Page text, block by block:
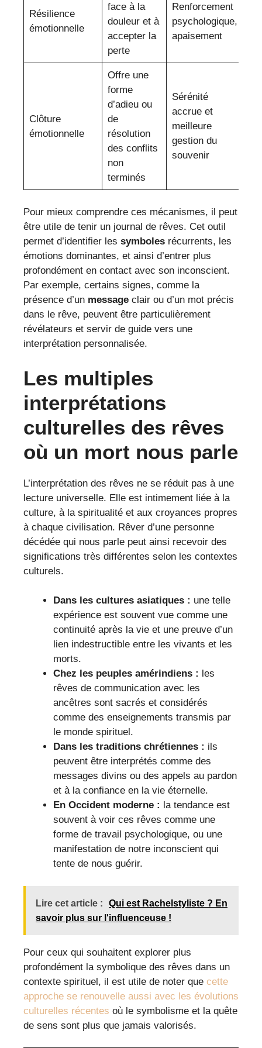
Résilience
émotionnelle
face à la
douleur et à
accepter la
perte
Renforcement
psychologique,
apaisement
Clôture
émotionnelle
Offre une
forme
d’adieu ou
de
résolution
des conflits
non
terminés
Sérénité
accrue et
meilleure
gestion du
souvenir
Pour mieux comprendre ces mécanismes, il peut
être utile de tenir un journal de rêves. Cet outil
permet d’identifier les symboles récurrents, les
émotions dominantes, et ainsi d’entrer plus
profondément en contact avec son inconscient.
Par exemple, certains signes, comme la
présence d’un message clair ou d’un mot précis
dans le rêve, peuvent être particulièrement
révélateurs et servir de guide vers une
interprétation personnalisée.
Les multiples
interprétations
culturelles des rêves
où un mort nous parle
L’interprétation des rêves ne se réduit pas à une
lecture universelle. Elle est intimement liée à la
culture, à la spiritualité et aux croyances propres
à chaque civilisation. Rêver d’une personne
décédée qui nous parle peut ainsi recevoir des
significations très différentes selon les contextes
culturels.
Dans les cultures asiatiques : une telle
expérience est souvent vue comme une
continuité après la vie et une preuve d’un
lien indestructible entre les vivants et les
morts.
Chez les peuples amérindiens : les
rêves de communication avec les
ancêtres sont sacrés et considérés
comme des enseignements transmis par
le monde spirituel.
Dans les traditions chrétiennes : ils
peuvent être interprétés comme des
messages divins ou des appels au pardon
et à la confiance en la vie éternelle.
En Occident moderne : la tendance est
souvent à voir ces rêves comme une
forme de travail psychologique, ou une
manifestation de notre inconscient qui
tente de nous guérir.
Lire cet article :
Qui est Rachelstyliste ? En
savoir plus sur l'influenceuse !
Pour ceux qui souhaitent explorer plus
profondément la symbolique des rêves dans un
contexte spirituel, il est utile de noter que cette
approche se renouvelle aussi avec les évolutions
culturelles récentes où le symbolisme et la quête
de sens sont plus que jamais valorisés.